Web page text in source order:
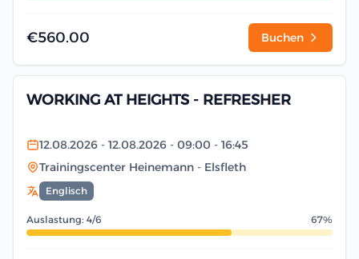
€560.00 Buchen
WORKING AT HEIGHTS - REFRESHER
12.08.2026 - 12.08.2026 - 09:00 - 16:45
Trainingscenter Heinemann - Elsfleth
Englisch
Auslastung: 4/6 67%